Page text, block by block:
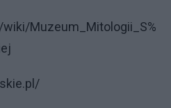
Muzeum_Mitologii_S%